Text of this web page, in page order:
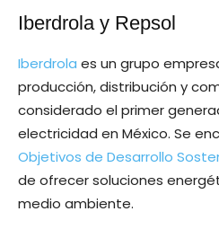
Iberdrola y Repsol
Iberdrola es un grupo
producción, distribución y
considerado el primer
electricidad en México. Se
Objetivos de Desarrollo
de ofrecer soluciones
medio ambiente.